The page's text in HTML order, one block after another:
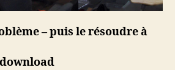
– puis le résoudre à